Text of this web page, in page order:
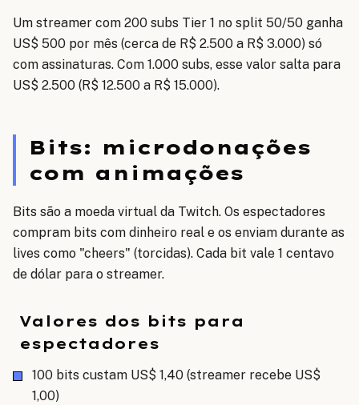
Um streamer com 200 subs Tier 1 no split 50/50 ganha
US$ 500 por mês (cerca de R$ 2.500 a R$ 3.000) só
com assinaturas. Com 1.000 subs, esse valor salta para
US$ 2.500 (R$ 12.500 a R$ 15.000).
Bits: microdonações
com animações
Bits são a moeda virtual da Twitch. Os espectadores
compram bits com dinheiro real e os enviam durante as
lives como "cheers" (torcidas). Cada bit vale 1 centavo
de dólar para o streamer.
Valores dos bits para
espectadores
100 bits custam US$ 1,40 (streamer recebe US$
1,00)